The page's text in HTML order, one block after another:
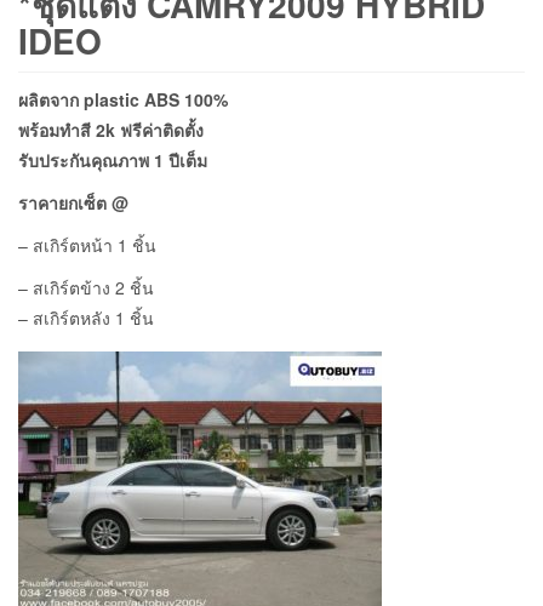
IDEO
ผลิตจาก plastic ABS 100%
พร้อมทำสี 2k ฟรีค่าติดตั้ง
รับประกันคุณภาพ 1 ปีเต็ม
ราคายกเซ็ต @
– สเกิร์ตหน้า 1 ชิ้น
– สเกิร์ตข้าง 2 ชิ้น
– สเกิร์ตหลัง 1 ชิ้น